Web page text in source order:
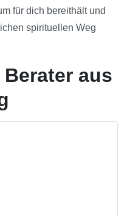
für dich bereithält und
spirituellen Weg
aus